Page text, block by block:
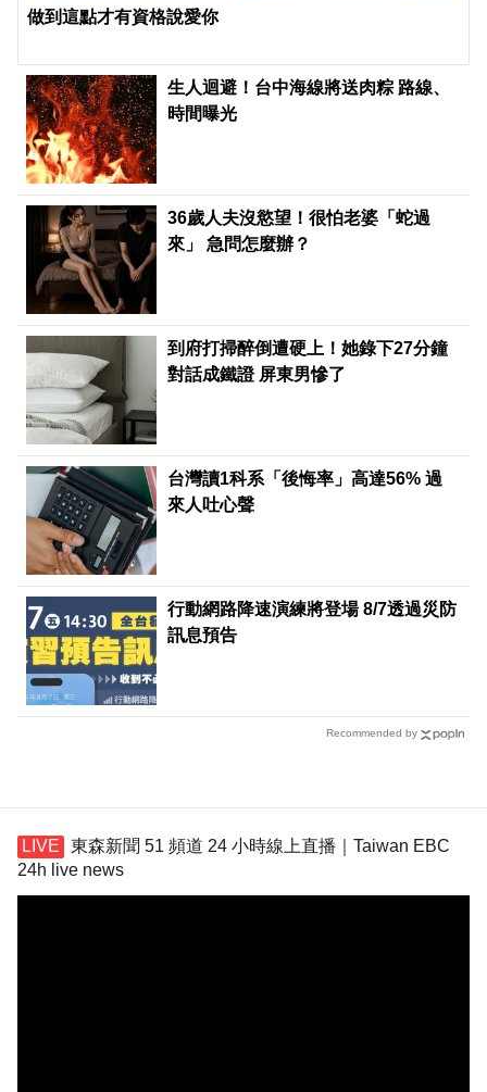
做到這點才有資格說愛你
生人迴避！台中海線將送肉粽 路線、
時間曝光
36歲人夫沒慾望！很怕老婆「蛇過
來」 急問怎麼辦？
到府打掃醉倒遭硬上！她錄下27分鐘
對話成鐵證 屏東男慘了
台灣讀1科系「後悔率」高達56% 過
來人吐心聲
行動網路降速演練將登場 8/7透過災防
訊息預告
Recommended by
東森新聞 51 頻道 24 小時線上直播｜Taiwan EBC
24h live news